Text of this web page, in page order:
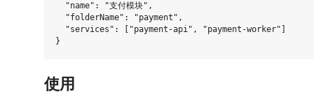
  "name": "支付模块",
  "folderName": "payment",
  "services": ["payment-api", "payment-worker"]
使用